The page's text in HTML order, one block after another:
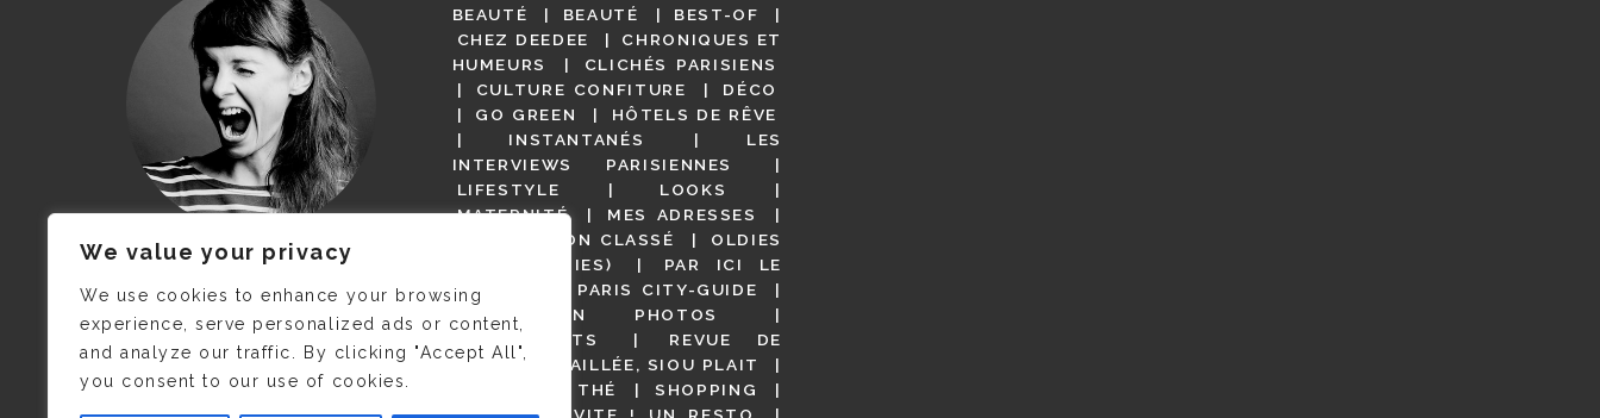
We value your privacy
We use cookies to enhance your browsing
experience, serve personalized ads or content,
and analyze our traffic. By clicking "Accept All",
you consent to our use of cookies.
JE M’APPELLE DELPHINE MAIS
C’EST ©CAMILLE COLLIN QUI A
PRIS CETTE PHOTO !
BEAUTÉ
BEAUTÉ
BEST-OF
CHEZ DEEDEE
CHRONIQUES ET
HUMEURS
CLICHÉS PARISIENS
CULTURE CONFITURE
DÉCO
GO GREEN
HÔTELS DE RÊVE
INSTANTANÉS
LES
INTERVIEWS PARISIENNES
LIFESTYLE
LOOKS
MATERNITÉ
MES ADRESSES
NON CLASSÉ
OLDIES
(BUT GOODIES)
PAR ICI LE
MAGOT !
PARIS CITY-GUIDE
PARIS EN PHOTOS
RESTAURANTS
REVUE DE
PRESSE DÉTAILLÉE, SIOU PLAIT
SALONS DE THÉ
SHOPPING
VIDÉOS
VITE ! UN RESTO